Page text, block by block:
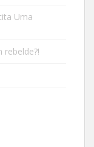
Uma